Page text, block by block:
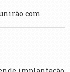
com